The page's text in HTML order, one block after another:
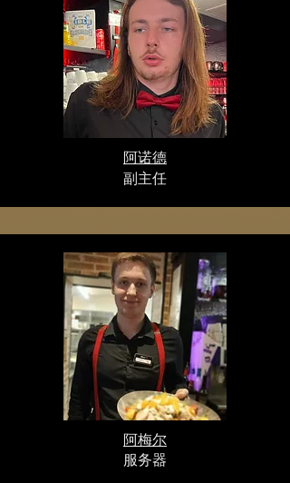
阿诺德
副主任
阿梅尔
服务器